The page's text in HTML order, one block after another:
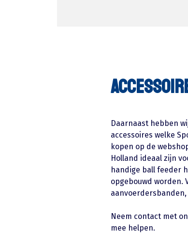
Daarnaast hebben
accessoires welke
kopen op de
Holland ideaal zijn
handige ball feeder
opgebouwd worden.
Neem contact met
mee helpen.